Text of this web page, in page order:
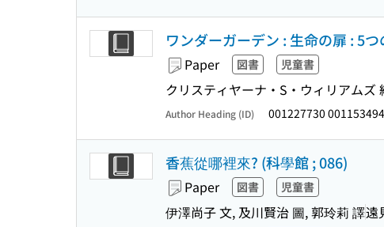
ワンダーガーデン : 生命の扉 : 5
Paper 図書 児童書
クリスティヤーナ・S・ウィリアム
Author Heading (ID) 001227730 001153494
香蕉從哪裡來? (科學館 ; 086)
Paper 図書 児童書
伊澤尚子 文, 及川賢治 圖, 郭玲莉 譯遠